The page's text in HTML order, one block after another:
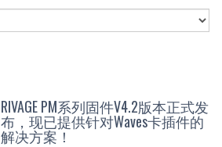
RIVAGE PM系列固件V4.2版本正式发
布，现已提供针对Waves卡插件的
解决方案！